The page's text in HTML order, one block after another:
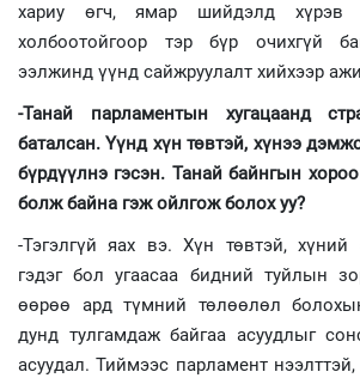
хариу өгч, ямар шийдэлд хүрэв
холбоотойгоор тэр бүр очихгүй
ээлжинд үүнд сайжруулалт хийхээр
-Танай парламентын хугацаанд
баталсан. Үүнд хүн төвтэй, хүнээ
бүрдүүлнэ гэсэн. Танай байнгын
болж байна гэж ойлгож болох уу?
-Тэгэлгүй яах вэ. Хүн төвтэй, хүний
гэдэг бол угаасаа бидний туйлын
өөрөө ард түмний төлөөлөл
дунд тулгамдаж байгаа асуудлыг
асуудал. Тиймээс парламент нээлттэй,